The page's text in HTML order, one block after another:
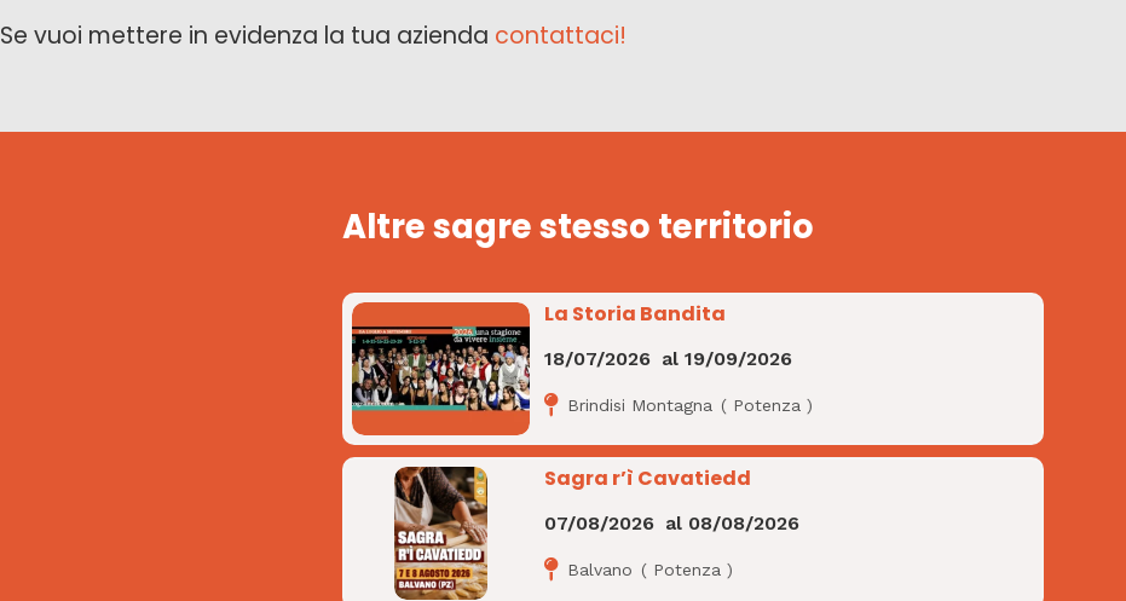
Se vuoi mettere in evidenza la tua azienda contattaci!
Altre sagre stesso territorio
La Storia Bandita
18/07/2026 al19/09/2026
Brindisi Montagna ( Potenza )
Sagra r’ì Cavatiedd
07/08/2026 al 08/08/2026
Balvano ( Potenza )